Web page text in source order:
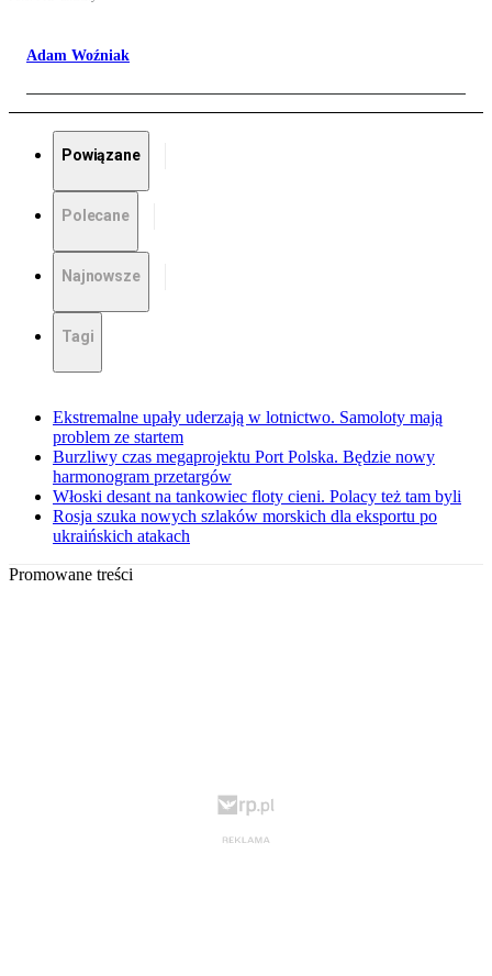
Adam Woźniak
Powiązane
Polecane
Najnowsze
Tagi
Ekstremalne upały uderzają w lotnictwo. Samoloty mają
problem ze startem
Burzliwy czas megaprojektu Port Polska. Będzie nowy
harmonogram przetargów
Włoski desant na tankowiec floty cieni. Polacy też tam byli
Rosja szuka nowych szlaków morskich dla eksportu po
ukraińskich atakach
Promowane treści